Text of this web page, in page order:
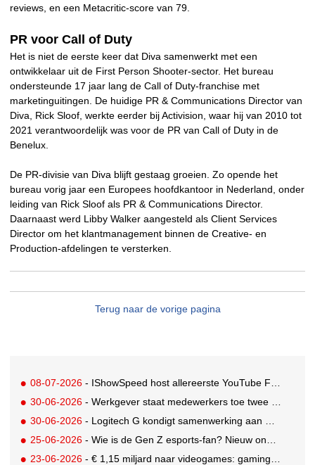
reviews, en een Metacritic-score van 79.
PR voor Call of Duty
Het is niet de eerste keer dat Diva samenwerkt met een
ontwikkelaar uit de First Person Shooter-sector. Het bureau
ondersteunde 17 jaar lang de Call of Duty-franchise met
marketinguitingen. De huidige PR & Communications Director van
Diva, Rick Sloof, werkte eerder bij Activision, waar hij van 2010 tot
2021 verantwoordelijk was voor de PR van Call of Duty in de
Benelux.
De PR-divisie van Diva blijft gestaag groeien. Zo opende het
bureau vorig jaar een Europees hoofdkantoor in Nederland, onder
leiding van Rick Sloof als PR & Communications Director.
Daarnaast werd Libby Walker aangesteld als Client Services
Director om het klantmanagement binnen de Creative- en
Production-afdelingen te versterken.
Terug naar de vorige pagina
08-07-2026 - IShowSpeed host allereerste YouTube FIFA Creator Cup
30-06-2026 - Werkgever staat medewerkers toe twee dagen betaald te gamen
30-06-2026 - Logitech G kondigt samenwerking aan met Call of Duty: Modern Warfare 4
25-06-2026 - Wie is de Gen Z esports-fan? Nieuw onderzoek brengt doelgroep in beeld
23-06-2026 - € 1,15 miljard naar videogames: gaming blijft entertainmentreus